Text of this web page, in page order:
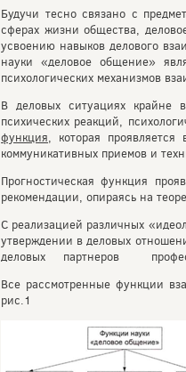
Будучи тесно связано с
сферах жизни общества,
усвоению навыков делового
науки «деловое общение»
психологических механизмов
В деловых ситуациях крайне
психических реакций,
функция, которая
коммуникативных приемов и
Прогностическая функция
рекомендации, опираясь на
С реализацией различных
утверждении в деловых
деловых партнеров
Все рассмотренные функции
рис.1